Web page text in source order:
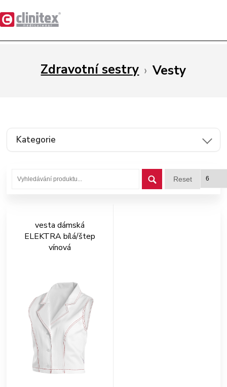
Zdravotní sestry › Vesty
Kategorie
Reset
vesta dámská
ELEKTRA bílá/štep
vínová